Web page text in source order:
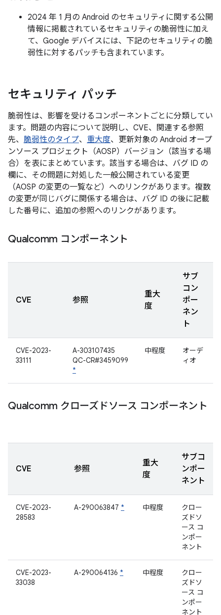
2024 年 1 月の Android のセキュリティに関する公開
情報に掲載されているセキュリティの脆弱性に加え
て、Google デバイスには、下記のセキュリティの脆
弱性に対するパッチも含まれています。
セキュリティ パッチ
脆弱性は、影響を受けるコンポーネントごとに分類してい
ます。問題の内容について説明し、CVE、関連する参照
先、 脆弱性のタイプ、 重大度、更新対象の Android オープ
ンソース プロジェクト（AOSP）バージョン（該当する場
合）を表にまとめています。該当する場合は、バグ ID の
欄に、その問題に対処した一般公開されている変更
（AOSP の変更の一覧など）へのリンクがあります。複数
の変更が同じバグに関係する場合は、バグ ID の後に記載
した番号に、追加の参照へのリンクがあります。
Qualcomm コンポーネント
CVE 参照
重大
度
サブ
コン
ポー
ネン
ト
CVE-2023-
33111
A-303107435
QC-CR#3459099
*
中程度
オーデ
ィオ
Qualcomm クローズドソース コンポーネント
CVE 参照
重大
度
サブコ
ンポー
ネント
CVE-2023-
28583
A-290063847 * 中程度
クロー
ズドソ
ース コ
ンポー
ネント
CVE-2023-
33038
A-290064136 * 中程度
クロー
ズドソ
ース コ
ンポー
ネント